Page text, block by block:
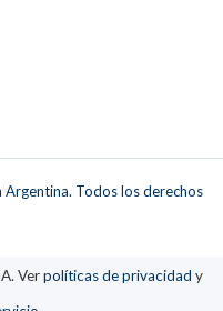
Todos los derechos
Verpolíticas de privacidad y